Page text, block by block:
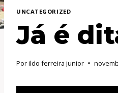
UNCATEGORIZED
Já é
Porildo ferreira junior